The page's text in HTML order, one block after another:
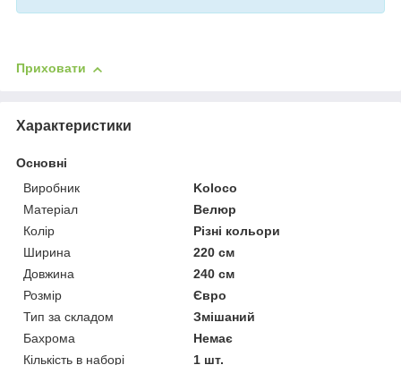
Приховати
Характеристики
Основні
Виробник
Koloco
Матеріал
Велюр
Колір
Різні кольори
Ширина
220 см
Довжина
240 см
Розмір
Євро
Тип за складом
Змішаний
Бахрома
Немає
Кількість в наборі
1 шт.